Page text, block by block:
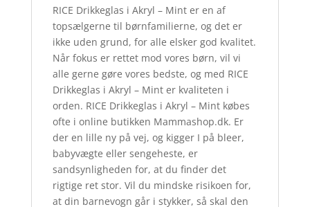
RICE Drikkeglas i Akryl – Mint er en af
topsælgerne til børnfamilierne, og det er
ikke uden grund, for alle elsker god kvalitet.
Når fokus er rettet mod vores børn, vil vi
alle gerne gøre vores bedste, og med RICE
Drikkeglas i Akryl – Mint er kvaliteten i
orden. RICE Drikkeglas i Akryl – Mint købes
ofte i online butikken Mammashop.dk. Er
der en lille ny på vej, og kigger I på bleer,
babyvægte eller sengeheste, er
sandsynligheden for, at du finder det
rigtige ret stor. Vil du mindske risikoen for,
at din barnevogn går i stykker, så skal den